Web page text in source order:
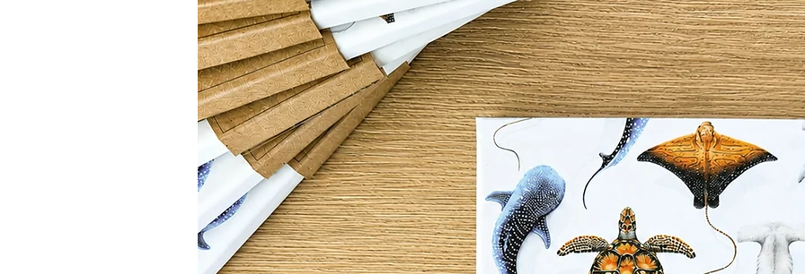
Titel: Lovely Heights
Kaartnummer: 21